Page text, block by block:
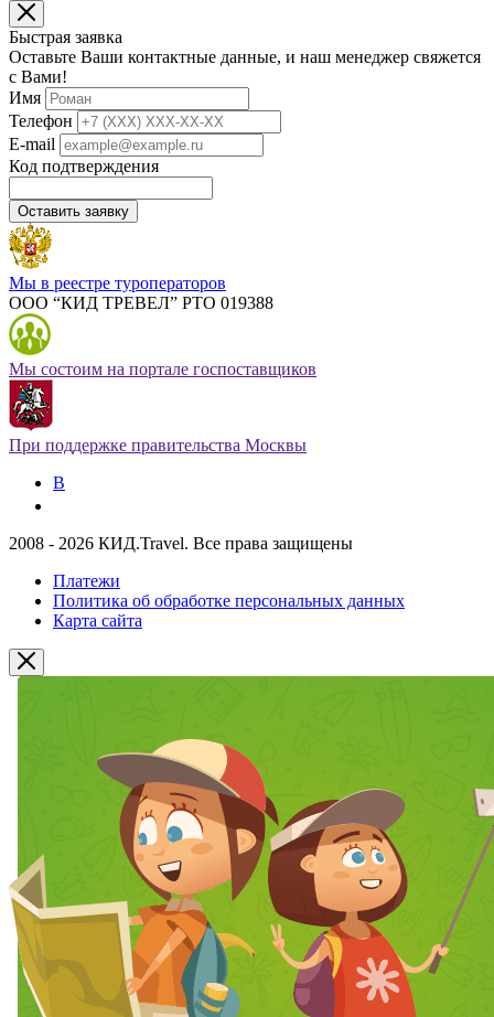
Быстрая заявка
Оставьте Ваши контактные данные, и наш менеджер свяжется
с Вами!
Имя
Телефон
E-mail
Код подтверждения
Оставить заявку
Мы в реестре туроператоров
ООО “КИД ТРЕВЕЛ” РТО 019388
Мы состоим на портале госпоставщиков
При поддержке правительства Москвы
В
2008 - 2026 КИД.Travel. Все права защищены
Платежи
Политика об обработке персональных данных
Карта сайта